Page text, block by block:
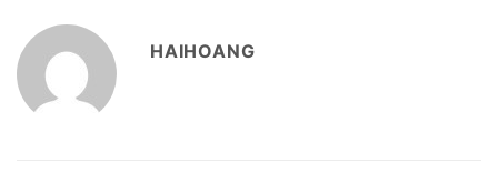
HAIHOANG